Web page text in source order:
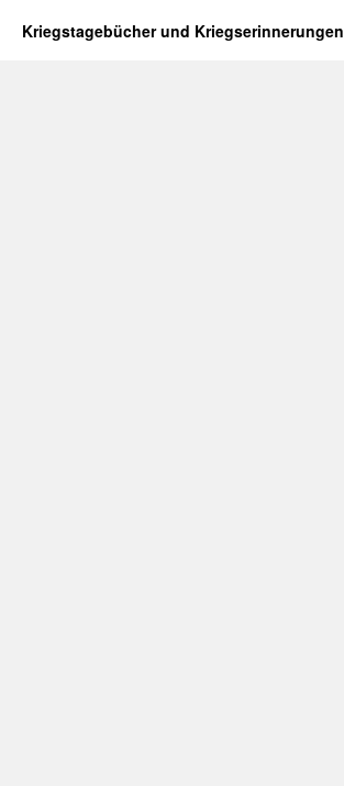
Kriegstagebücher und Kriegserinnerungen